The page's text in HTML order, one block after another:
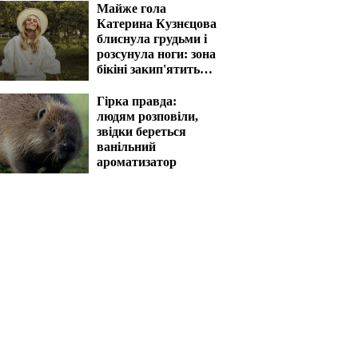
Майже гола
Катерина Кузнєцова
блиснула грудьми і
розсунула ноги: зона
бікіні закип'ятить
Гірка правда:
людям розповіли,
звідки береться
ванільний
ароматизатор